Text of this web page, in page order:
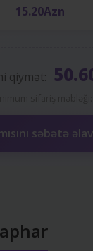
15.20Azn
qiymət:
səbətə